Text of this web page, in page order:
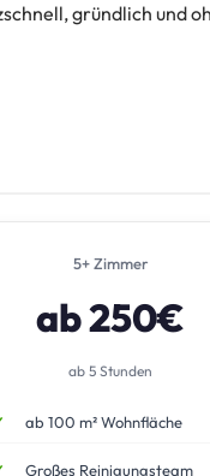
gründlich und
5+ Zimmer
ab 250€
ab 5 Stunden
ab 100 m² Wohnfläche
Großes Reinigungsteam